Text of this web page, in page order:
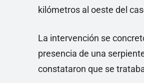
kilómetros al oeste del
La intervención se
presencia de una
constataron que se